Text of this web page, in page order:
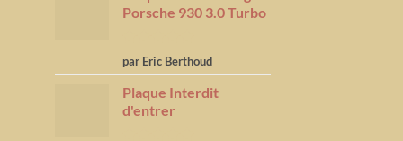
Porsche 930 3.0 Turbo
Note5 sur
5
par Eric Berthoud
Plaque Interdit
d'entrer